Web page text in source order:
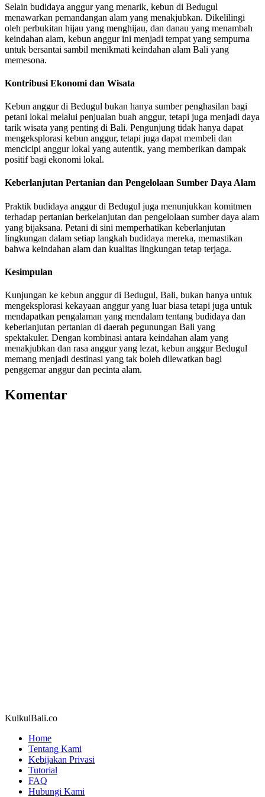
Selain budidaya anggur yang menarik, kebun di Bedugul
menawarkan pemandangan alam yang menakjubkan. Dikelilingi
oleh perbukitan hijau yang menghijau, dan danau yang menambah
keindahan alam, kebun anggur ini menjadi tempat yang sempurna
untuk bersantai sambil menikmati keindahan alam Bali yang
memesona.
Kontribusi Ekonomi dan Wisata
Kebun anggur di Bedugul bukan hanya sumber penghasilan bagi
petani lokal melalui penjualan buah anggur, tetapi juga menjadi daya
tarik wisata yang penting di Bali. Pengunjung tidak hanya dapat
mengeksplorasi kebun anggur, tetapi juga dapat membeli dan
mencicipi anggur lokal yang autentik, yang memberikan dampak
positif bagi ekonomi lokal.
Keberlanjutan Pertanian dan Pengelolaan Sumber Daya Alam
Praktik budidaya anggur di Bedugul juga menunjukkan komitmen
terhadap pertanian berkelanjutan dan pengelolaan sumber daya alam
yang bijaksana. Petani di sini memperhatikan keberlanjutan
lingkungan dalam setiap langkah budidaya mereka, memastikan
bahwa keindahan alam dan kualitas lingkungan tetap terjaga.
Kesimpulan
Kunjungan ke kebun anggur di Bedugul, Bali, bukan hanya untuk
mengeksplorasi kekayaan anggur yang luar biasa tetapi juga untuk
mendapatkan pengalaman yang mendalam tentang budidaya dan
keberlanjutan pertanian di daerah pegunungan Bali yang
spektakuler. Dengan kombinasi antara keindahan alam yang
menakjubkan dan rasa anggur yang lezat, kebun anggur Bedugul
memang menjadi destinasi yang tak boleh dilewatkan bagi
penggemar anggur dan pecinta alam.
Komentar
KulkulBali.co
Home
Tentang Kami
Kebijakan Privasi
Tutorial
FAQ
Hubungi Kami